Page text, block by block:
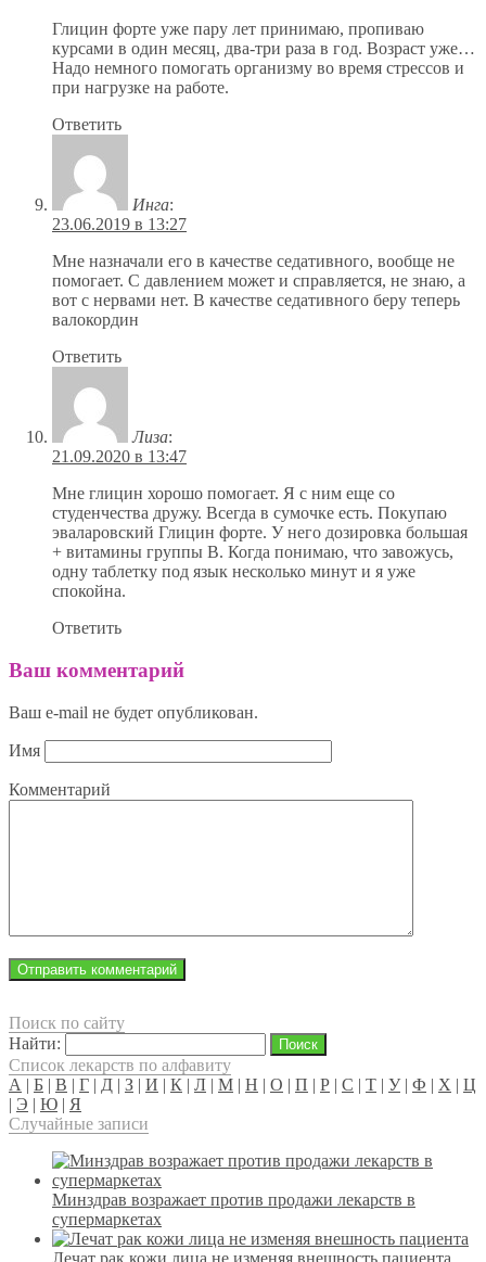
Глицин форте уже пару лет принимаю, пропиваю
курсами в один месяц, два-три раза в год. Возраст уже…
Надо немного помогать организму во время стрессов и
при нагрузке на работе.
Ответить
Инга:
23.06.2019 в 13:27
Мне назначали его в качестве седативного, вообще не
помогает. С давлением может и справляется, не знаю, а
вот с нервами нет. В качестве седативного беру теперь
валокордин
Ответить
Лиза:
21.09.2020 в 13:47
Мне глицин хорошо помогает. Я с ним еще со
студенчества дружу. Всегда в сумочке есть. Покупаю
эваларовский Глицин форте. У него дозировка большая
+ витамины группы В. Когда понимаю, что завожусь,
одну таблетку под язык несколько минут и я уже
спокойна.
Ответить
Ваш комментарий
Ваш e-mail не будет опубликован.
Имя
Комментарий
Поиск по сайту
Найти:
Список лекарств по алфавиту
А | Б | В | Г | Д | З | И | К | Л | М | Н | О | П | Р | С | Т | У| Ф | Х | Ц
| Э | Ю | Я
Случайные записи
Минздрав возражает против продажи лекарств в
супермаркетах
Лечат рак кожи лица не изменяя внешность пациента